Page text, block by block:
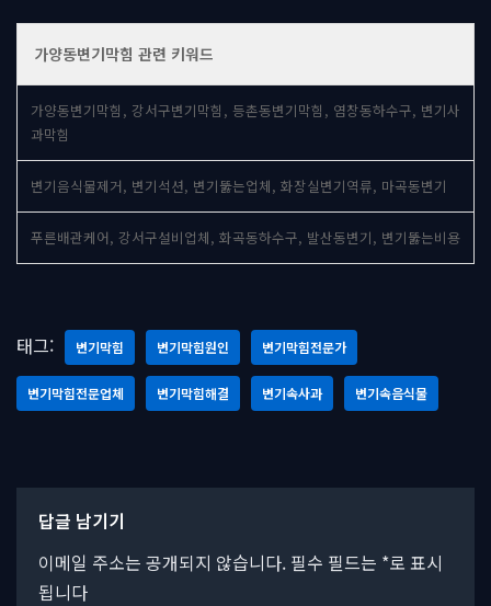
가양동변기막힘 관련 키워드
가양동변기막힘, 강서구변기막힘, 등촌동변기막힘, 염창동하수구, 변기사
과막힘
변기음식물제거, 변기석션, 변기뚫는업체, 화장실변기역류, 마곡동변기
푸른배관케어, 강서구설비업체, 화곡동하수구, 발산동변기, 변기뚫는비용
태그: 변기막힘 변기막힘원인 변기막힘전문가
변기막힘전문업체 변기막힘해결 변기속사과 변기속음식물
답글 남기기
이메일 주소는 공개되지 않습니다. 필수 필드는 *로 표시
됩니다